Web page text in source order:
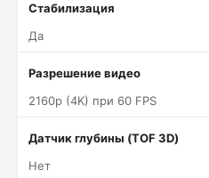
Стабилизация
Да
Разрешение видео
2160p (4K) при 60 FPS
Датчик глубины (TOF 3D)
Нет